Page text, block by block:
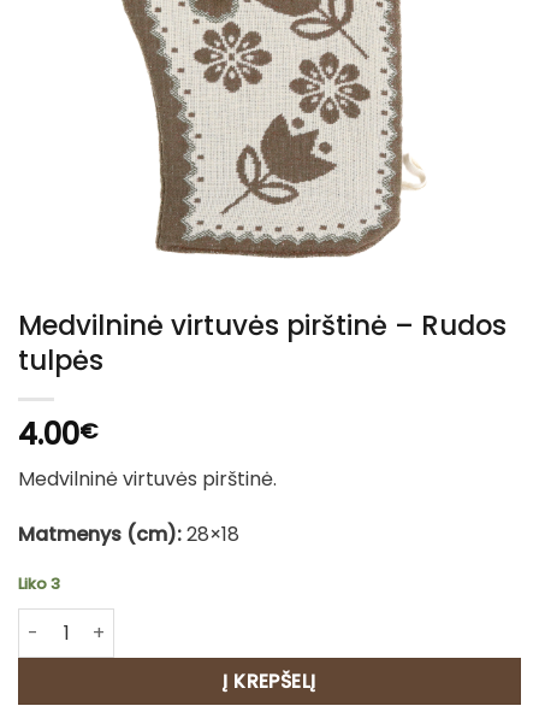
Medvilninė virtuvės pirštinė – Rudos
tulpės
4.00€
Medvilninė virtuvės pirštinė.
Matmenys (cm):28×18
Liko 3
produkto kiekis: Medvilninė virtuvės pirštinė - Rudos
Į KREPŠELĮ